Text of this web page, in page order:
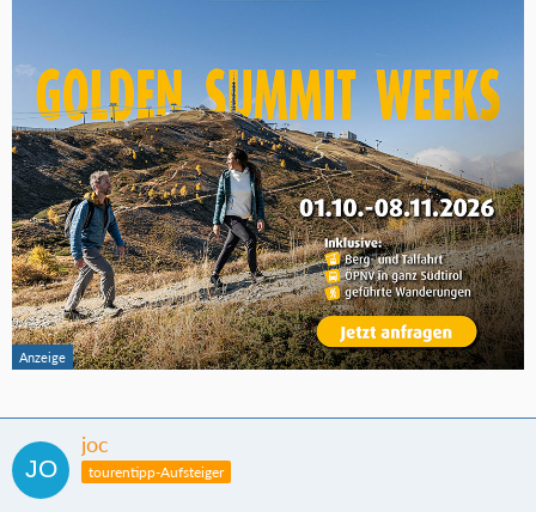
joc
tourentipp-Aufsteiger